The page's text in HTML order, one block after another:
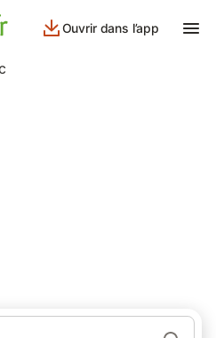
Ouvrir dans l’app